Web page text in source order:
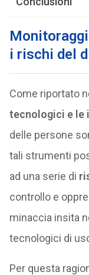
i rischi del
Come riportato
tecnologici e le
delle persone
tali strumenti
ad una serie di
controllo e
minaccia insita
tecnologici di
Per questa